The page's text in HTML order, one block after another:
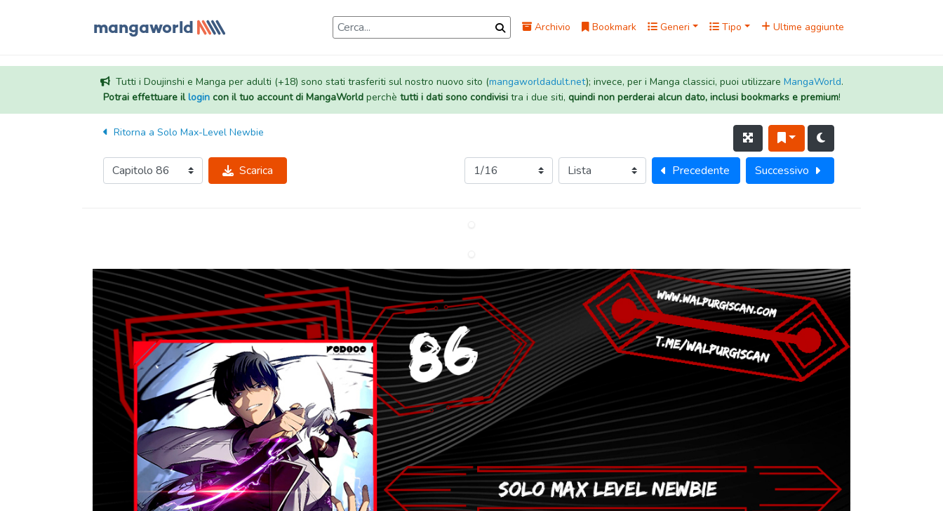
Archivio Bookmark Generi Tipo Ultime aggiunte
Tutti i Doujinshi e Manga per adulti (+18) sono stati trasferiti sul nostro nuovo sito (mangaworldadult.net); invece, per i Manga classici, puoi utilizzare MangaWorld.
Potrai effettuare illogincon il tuo account di MangaWorldperchè tutti i dati sono condivisitra i due siti, quindi non perderai alcun dato, inclusi bookmarks e premium!
Ritorna a Solo Max-Level Newbie
Scarica Precedente Successivo